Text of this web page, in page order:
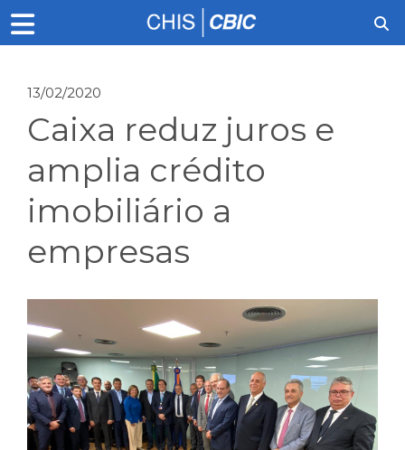
13/02/2020
Caixa reduz juros e
amplia crédito
imobiliário a
empresas